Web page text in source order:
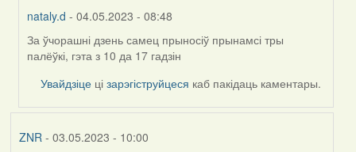
nataly.d - 04.05.2023 - 08:48
In
reply
ZNR
За ўчорашні дзень самец прыносіў прынамсі тры
палёўкі, гэта з 10 да 17 гадзін
Увайдзіце цізарэгіструйцеся каб пакідаць каментары.
ZNR- 03.05.2023 - 10:00